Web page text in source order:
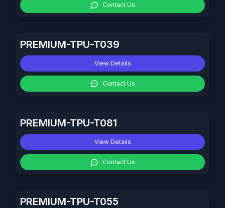
Contact Us
PREMIUM-TPU-T039
View Details
Contact Us
PREMIUM-TPU-T081
View Details
Contact Us
PREMIUM-TPU-T055